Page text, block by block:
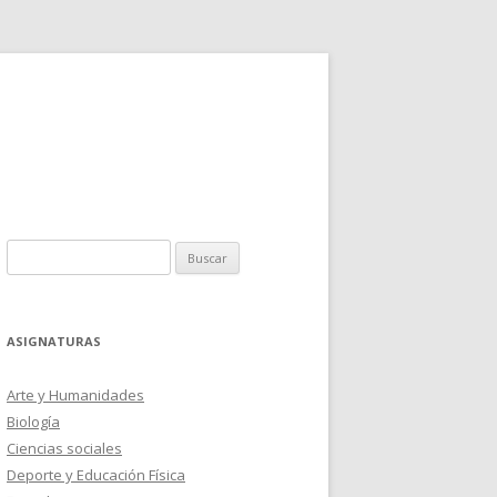
ASIGNATURAS
Arte y Humanidades
Biología
Ciencias sociales
Deporte y Educación Física